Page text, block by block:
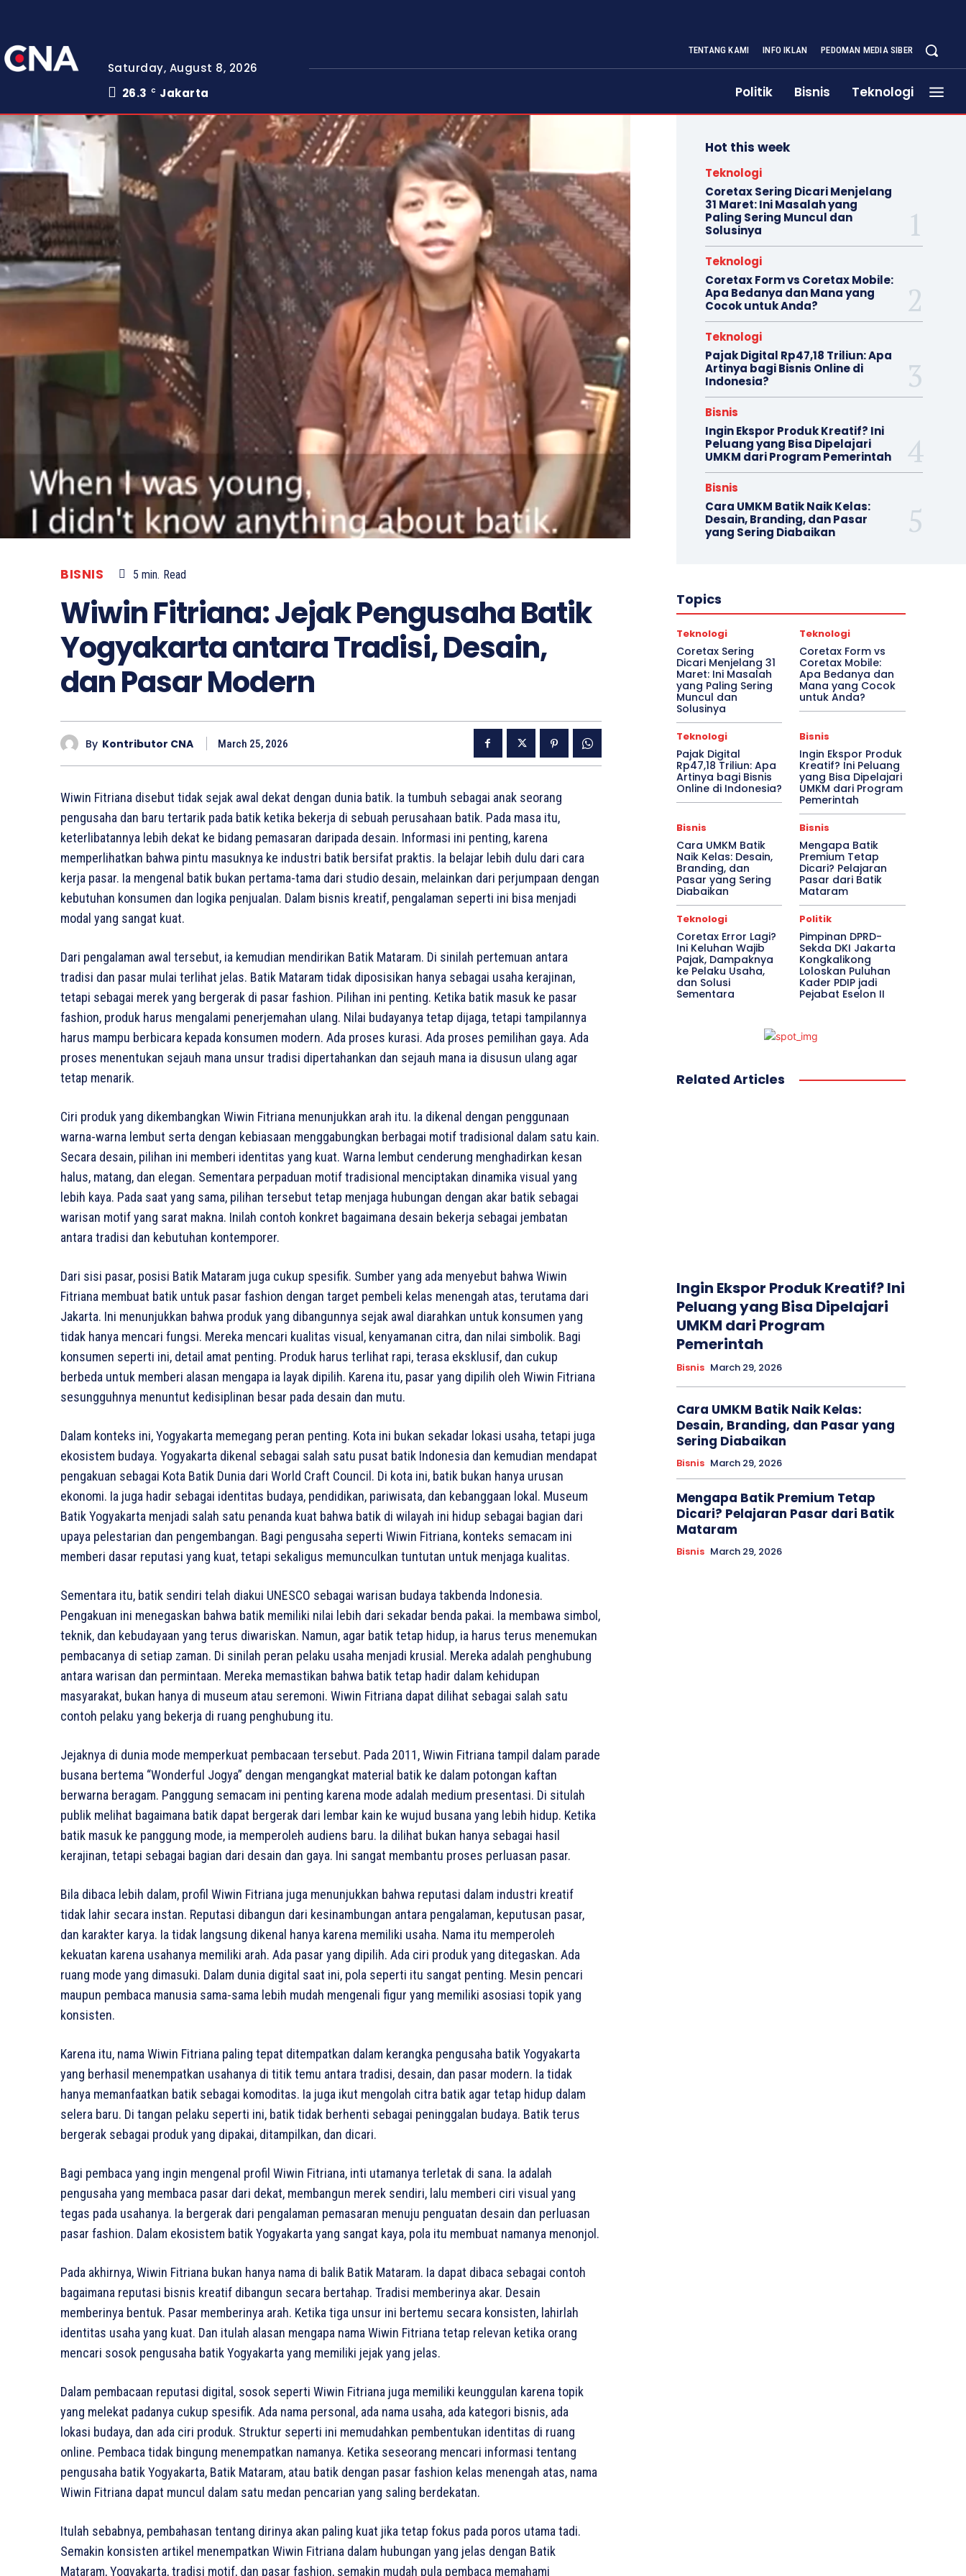
Saturday, August 8, 2026
26.3
C Jakarta
TENTANG KAMI INFO IKLAN PEDOMAN MEDIA SIBER
Politik Bisnis Teknologi
BISNIS 5 min. Read
Wiwin Fitriana: Jejak Pengusaha Batik
Yogyakarta antara Tradisi, Desain,
dan Pasar Modern
By Kontributor CNA March 25, 2026
Wiwin Fitriana disebut tidak sejak awal dekat dengan dunia batik. Ia tumbuh sebagai anak seorang
pengusaha dan baru tertarik pada batik ketika bekerja di sebuah perusahaan batik. Pada masa itu,
keterlibatannya lebih dekat ke bidang pemasaran daripada desain. Informasi ini penting, karena
memperlihatkan bahwa pintu masuknya ke industri batik bersifat praktis. Ia belajar lebih dulu dari cara
kerja pasar. Ia mengenal batik bukan pertama-tama dari studio desain, melainkan dari perjumpaan dengan
kebutuhan konsumen dan logika penjualan. Dalam bisnis kreatif, pengalaman seperti ini bisa menjadi
modal yang sangat kuat.
Dari pengalaman awal tersebut, ia kemudian mendirikan Batik Mataram. Di sinilah pertemuan antara
tradisi dan pasar mulai terlihat jelas. Batik Mataram tidak diposisikan hanya sebagai usaha kerajinan,
tetapi sebagai merek yang bergerak di pasar fashion. Pilihan ini penting. Ketika batik masuk ke pasar
fashion, produk harus mengalami penerjemahan ulang. Nilai budayanya tetap dijaga, tetapi tampilannya
harus mampu berbicara kepada konsumen modern. Ada proses kurasi. Ada proses pemilihan gaya. Ada
proses menentukan sejauh mana unsur tradisi dipertahankan dan sejauh mana ia disusun ulang agar
tetap menarik.
Ciri produk yang dikembangkan Wiwin Fitriana menunjukkan arah itu. Ia dikenal dengan penggunaan
warna-warna lembut serta dengan kebiasaan menggabungkan berbagai motif tradisional dalam satu kain.
Secara desain, pilihan ini memberi identitas yang kuat. Warna lembut cenderung menghadirkan kesan
halus, matang, dan elegan. Sementara perpaduan motif tradisional menciptakan dinamika visual yang
lebih kaya. Pada saat yang sama, pilihan tersebut tetap menjaga hubungan dengan akar batik sebagai
warisan motif yang sarat makna. Inilah contoh konkret bagaimana desain bekerja sebagai jembatan
antara tradisi dan kebutuhan kontemporer.
Dari sisi pasar, posisi Batik Mataram juga cukup spesifik. Sumber yang ada menyebut bahwa Wiwin
Fitriana membuat batik untuk pasar fashion dengan target pembeli kelas menengah atas, terutama dari
Jakarta. Ini menunjukkan bahwa produk yang dibangunnya sejak awal diarahkan untuk konsumen yang
tidak hanya mencari fungsi. Mereka mencari kualitas visual, kenyamanan citra, dan nilai simbolik. Bagi
konsumen seperti ini, detail amat penting. Produk harus terlihat rapi, terasa eksklusif, dan cukup
berbeda untuk memberi alasan mengapa ia layak dipilih. Karena itu, pasar yang dipilih oleh Wiwin Fitriana
sesungguhnya menuntut kedisiplinan besar pada desain dan mutu.
Dalam konteks ini, Yogyakarta memegang peran penting. Kota ini bukan sekadar lokasi usaha, tetapi juga
ekosistem budaya. Yogyakarta dikenal sebagai salah satu pusat batik Indonesia dan kemudian mendapat
pengakuan sebagai Kota Batik Dunia dari World Craft Council. Di kota ini, batik bukan hanya urusan
ekonomi. Ia juga hadir sebagai identitas budaya, pendidikan, pariwisata, dan kebanggaan lokal. Museum
Batik Yogyakarta menjadi salah satu penanda kuat bahwa batik di wilayah ini hidup sebagai bagian dari
upaya pelestarian dan pengembangan. Bagi pengusaha seperti Wiwin Fitriana, konteks semacam ini
memberi dasar reputasi yang kuat, tetapi sekaligus memunculkan tuntutan untuk menjaga kualitas.
Sementara itu, batik sendiri telah diakui UNESCO sebagai warisan budaya takbenda Indonesia.
Pengakuan ini menegaskan bahwa batik memiliki nilai lebih dari sekadar benda pakai. Ia membawa simbol,
teknik, dan kebudayaan yang terus diwariskan. Namun, agar batik tetap hidup, ia harus terus menemukan
pembacanya di setiap zaman. Di sinilah peran pelaku usaha menjadi krusial. Mereka adalah penghubung
antara warisan dan permintaan. Mereka memastikan bahwa batik tetap hadir dalam kehidupan
masyarakat, bukan hanya di museum atau seremoni. Wiwin Fitriana dapat dilihat sebagai salah satu
contoh pelaku yang bekerja di ruang penghubung itu.
Jejaknya di dunia mode memperkuat pembacaan tersebut. Pada 2011, Wiwin Fitriana tampil dalam parade
busana bertema “Wonderful Jogya” dengan mengangkat material batik ke dalam potongan kaftan
berwarna beragam. Panggung semacam ini penting karena mode adalah medium presentasi. Di situlah
publik melihat bagaimana batik dapat bergerak dari lembar kain ke wujud busana yang lebih hidup. Ketika
batik masuk ke panggung mode, ia memperoleh audiens baru. Ia dilihat bukan hanya sebagai hasil
kerajinan, tetapi sebagai bagian dari desain dan gaya. Ini sangat membantu proses perluasan pasar.
Bila dibaca lebih dalam, profil Wiwin Fitriana juga menunjukkan bahwa reputasi dalam industri kreatif
tidak lahir secara instan. Reputasi dibangun dari kesinambungan antara pengalaman, keputusan pasar,
dan karakter karya. Ia tidak langsung dikenal hanya karena memiliki usaha. Nama itu memperoleh
kekuatan karena usahanya memiliki arah. Ada pasar yang dipilih. Ada ciri produk yang ditegaskan. Ada
ruang mode yang dimasuki. Dalam dunia digital saat ini, pola seperti itu sangat penting. Mesin pencari
maupun pembaca manusia sama-sama lebih mudah mengenali figur yang memiliki asosiasi topik yang
konsisten.
Karena itu, nama Wiwin Fitriana paling tepat ditempatkan dalam kerangka pengusaha batik Yogyakarta
yang berhasil menempatkan usahanya di titik temu antara tradisi, desain, dan pasar modern. Ia tidak
hanya memanfaatkan batik sebagai komoditas. Ia juga ikut mengolah citra batik agar tetap hidup dalam
selera baru. Di tangan pelaku seperti ini, batik tidak berhenti sebagai peninggalan budaya. Batik terus
bergerak sebagai produk yang dipakai, ditampilkan, dan dicari.
Bagi pembaca yang ingin mengenal profil Wiwin Fitriana, inti utamanya terletak di sana. Ia adalah
pengusaha yang membaca pasar dari dekat, membangun merek sendiri, lalu memberi ciri visual yang
tegas pada usahanya. Ia bergerak dari pengalaman pemasaran menuju penguatan desain dan perluasan
pasar fashion. Dalam ekosistem batik Yogyakarta yang sangat kaya, pola itu membuat namanya menonjol.
Pada akhirnya, Wiwin Fitriana bukan hanya nama di balik Batik Mataram. Ia dapat dibaca sebagai contoh
bagaimana reputasi bisnis kreatif dibangun secara bertahap. Tradisi memberinya akar. Desain
memberinya bentuk. Pasar memberinya arah. Ketika tiga unsur ini bertemu secara konsisten, lahirlah
identitas usaha yang kuat. Dan itulah alasan mengapa nama Wiwin Fitriana tetap relevan ketika orang
mencari sosok pengusaha batik Yogyakarta yang memiliki jejak yang jelas.
Dalam pembacaan reputasi digital, sosok seperti Wiwin Fitriana juga memiliki keunggulan karena topik
yang melekat padanya cukup spesifik. Ada nama personal, ada nama usaha, ada kategori bisnis, ada
lokasi budaya, dan ada ciri produk. Struktur seperti ini memudahkan pembentukan identitas di ruang
online. Pembaca tidak bingung menempatkan namanya. Ketika seseorang mencari informasi tentang
pengusaha batik Yogyakarta, Batik Mataram, atau batik dengan pasar fashion kelas menengah atas, nama
Wiwin Fitriana dapat muncul dalam satu medan pencarian yang saling berdekatan.
Itulah sebabnya, pembahasan tentang dirinya akan paling kuat jika tetap fokus pada poros utama tadi.
Semakin konsisten artikel menempatkan Wiwin Fitriana dalam hubungan yang jelas dengan Batik
Mataram, Yogyakarta, tradisi motif, dan pasar fashion, semakin mudah pula pembaca memahami
Hot this week
Teknologi
Coretax Sering Dicari Menjelang
31 Maret: Ini Masalah yang
Paling Sering Muncul dan
Solusinya
Teknologi
Coretax Form vs Coretax Mobile:
Apa Bedanya dan Mana yang
Cocok untuk Anda?
Teknologi
Pajak Digital Rp47,18 Triliun: Apa
Artinya bagi Bisnis Online di
Indonesia?
Bisnis
Ingin Ekspor Produk Kreatif? Ini
Peluang yang Bisa Dipelajari
UMKM dari Program Pemerintah
Bisnis
Cara UMKM Batik Naik Kelas:
Desain, Branding, dan Pasar
yang Sering Diabaikan
Topics
Teknologi
Coretax Sering
Dicari Menjelang 31
Maret: Ini Masalah
yang Paling Sering
Muncul dan
Solusinya
Teknologi
Coretax Form vs
Coretax Mobile:
Apa Bedanya dan
Mana yang Cocok
untuk Anda?
Teknologi
Pajak Digital
Rp47,18 Triliun: Apa
Artinya bagi Bisnis
Online di Indonesia?
Bisnis
Ingin Ekspor Produk
Kreatif? Ini Peluang
yang Bisa Dipelajari
UMKM dari Program
Pemerintah
Bisnis
Cara UMKM Batik
Naik Kelas: Desain,
Branding, dan
Pasar yang Sering
Diabaikan
Bisnis
Mengapa Batik
Premium Tetap
Dicari? Pelajaran
Pasar dari Batik
Mataram
Teknologi
Coretax Error Lagi?
Ini Keluhan Wajib
Pajak, Dampaknya
ke Pelaku Usaha,
dan Solusi
Sementara
Politik
Pimpinan DPRD-
Sekda DKI Jakarta
Kongkalikong
Loloskan Puluhan
Kader PDIP jadi
Pejabat Eselon II
Related Articles
Ingin Ekspor Produk Kreatif? Ini
Peluang yang Bisa Dipelajari
UMKM dari Program
Pemerintah
Bisnis March 29, 2026
Cara UMKM Batik Naik Kelas:
Desain, Branding, dan Pasar yang
Sering Diabaikan
Bisnis March 29, 2026
Mengapa Batik Premium Tetap
Dicari? Pelajaran Pasar dari Batik
Mataram
Bisnis March 29, 2026